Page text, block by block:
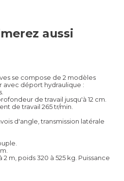
aussi
se compose de 2 modèles
avec déport hydraulique :
de travail jusqu'à 12 cm.
de travail 265 tr/min.
d'angle, transmission latérale
2 m, poids 320 à 525 kg. Puissance